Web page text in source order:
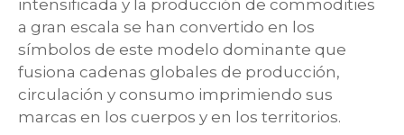
intensificada y la producción de commodities
a gran escala se han convertido en los
símbolos de este modelo dominante que
fusiona cadenas globales de producción,
circulación y consumo imprimiendo sus
marcas en los cuerpos y en los territorios.